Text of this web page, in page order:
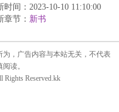
种丹药，不惜代价想要获
得一颗这种丹药，哪怕散
时间：2023-10-10 11:10:00
章节： 新书
，广告内容与本站无关，不代表
读。
Reserved.kk